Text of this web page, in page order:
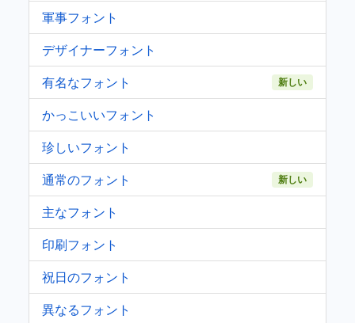
軍事フォント
デザイナーフォント
有名なフォント
新しい
かっこいいフォント
珍しいフォント
通常のフォント
新しい
主なフォント
印刷フォント
祝日のフォント
異なるフォント